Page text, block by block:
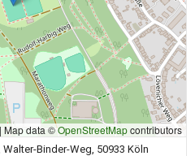
| Map data ©OpenStreetMapcontributors
Binder-Weg, 50933 Köln